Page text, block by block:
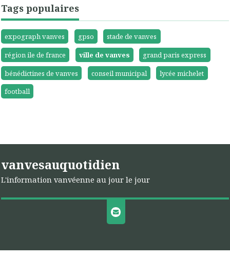
Tags populaires
expograph vanves gpso
stade de vanves
région ile de france
ville de vanves
grand paris express
bénédictines de vanves
conseil municipal
lycée michelet
football
vanvesauquotidien
L'information vanvéenne au jour le jour